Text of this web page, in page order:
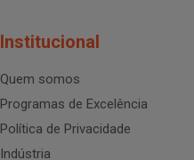
Institucional
Quem somos
Programas de Excelência
Política de Privacidade
Indústria